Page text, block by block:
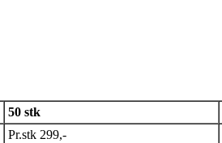
50 stk
Pr.stk 299,-